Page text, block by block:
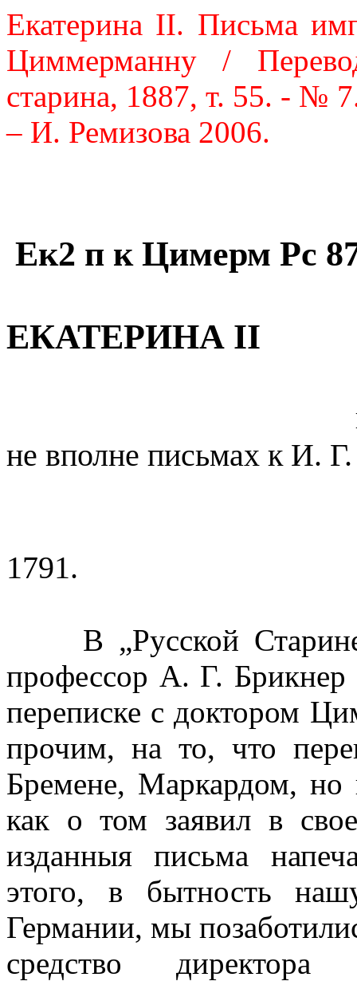
Екатерина II. Письма
Циммерманну /
старина, 1887, т. 55. - №
– И. Ремизова 2006.
Ек2 п к Цимерм Рс
ЕКАТЕРИНА II
не вполне письмах к И.
1791.
В „Русской
профессор А. Г. Брикнер
переписке с доктором
прочим, на то, что
Бремене, Маркардом, но
как о том заявил в
изданныя письма
этого, в бытность
Германии, мы
средство директора